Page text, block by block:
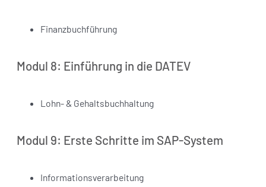
Finanzbuchführung
Modul 8: Einführung in die DATEV
Lohn- & Gehaltsbuchhaltung
Modul 9: Erste Schritte im SAP-System
Informationsverarbeitung